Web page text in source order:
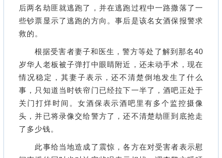
后两名劫匪就逃跑了，并在逃跑过程中一路撒落了一
些钞票显示了逃跑的方向。事后是该名女酒保报警求
救的。
根据受害者妻子和医生，警方等处了解到那名40
岁华人老板被子弹打中眼睛附近，还未动手术，现在
情况稳定，其妻子表示，还不清楚倒地发生了什么
事，只知道当时铁帘门已经拉下一半了，酒吧正处于
关门打烊时间。女酒保表示酒吧里有多个监控摄像
头，并已将录像交给警方了，还不清楚劫匪到底抢走
了多少钱。
此事给当地造成了震惊，各方在对受害者表示慰